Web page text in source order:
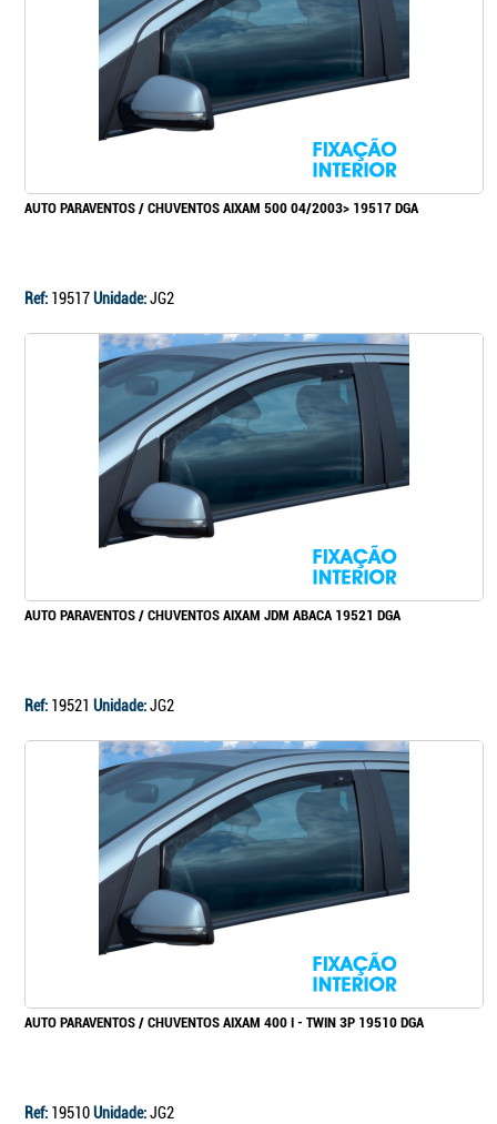
AUTO PARAVENTOS / CHUVENTOS AIXAM 500 04/2003> 19517 DGA
Ref: 19517Unidade:JG2
AUTO PARAVENTOS / CHUVENTOS AIXAM JDM ABACA 19521 DGA
Ref: 19521 Unidade:JG2
AUTO PARAVENTOS / CHUVENTOS AIXAM 400 I - TWIN 3P 19510 DGA
Ref: 19510Unidade:JG2
Continuar a comprar